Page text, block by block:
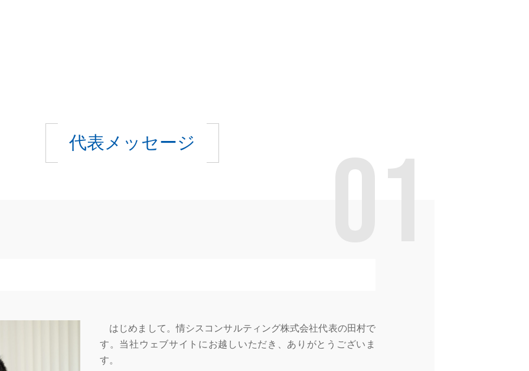
代表メッセージ 01
はじめまして。情シスコンサルティング株式会社代表の田村で
す。当社ウェブサイトにお越しいただき、ありがとうございま
す。